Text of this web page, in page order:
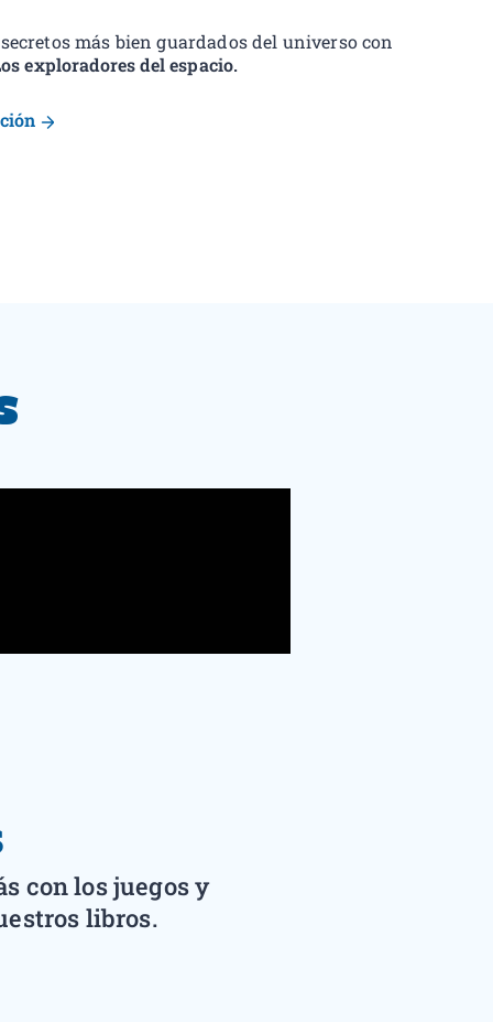
más bien guardados del universo con
exploradores del espacio.
con los juegos y
libros.